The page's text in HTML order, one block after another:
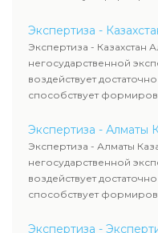
Экспертиза -
Экспертиза - Казахстан
негосударственной
воздействует
способствует
Экспертиза - Алматы
Экспертиза - Алматы
негосударственной
воздействует
способствует
Экспертиза -